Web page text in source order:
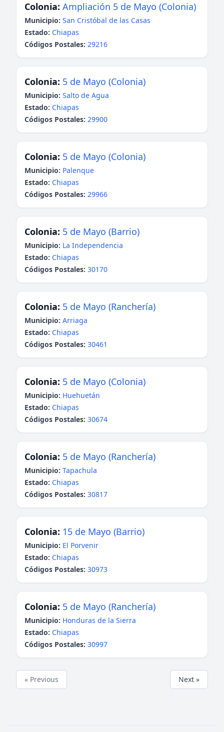
Colonia: Ampliación 5 de Mayo (Colonia)
Municipio: San Cristóbal de las Casas
Estado: Chiapas
Códigos Postales: 29216
Colonia: 5 de Mayo (Colonia)
Municipio: Salto de Agua
Estado: Chiapas
Códigos Postales: 29900
Colonia: 5 de Mayo (Colonia)
Municipio: Palenque
Estado: Chiapas
Códigos Postales: 29966
Colonia: 5 de Mayo (Barrio)
Municipio: La Independencia
Estado: Chiapas
Códigos Postales: 30170
Colonia: 5 de Mayo (Ranchería)
Municipio: Arriaga
Estado: Chiapas
Códigos Postales: 30461
Colonia: 5 de Mayo (Colonia)
Municipio: Huehuetán
Estado: Chiapas
Códigos Postales: 30674
Colonia: 5 de Mayo (Ranchería)
Municipio: Tapachula
Estado: Chiapas
Códigos Postales: 30817
Colonia: 15 de Mayo (Barrio)
Municipio: El Porvenir
Estado: Chiapas
Códigos Postales: 30973
Colonia: 5 de Mayo (Ranchería)
Municipio: Honduras de la Sierra
Estado: Chiapas
Códigos Postales: 30997
« Previous Next »